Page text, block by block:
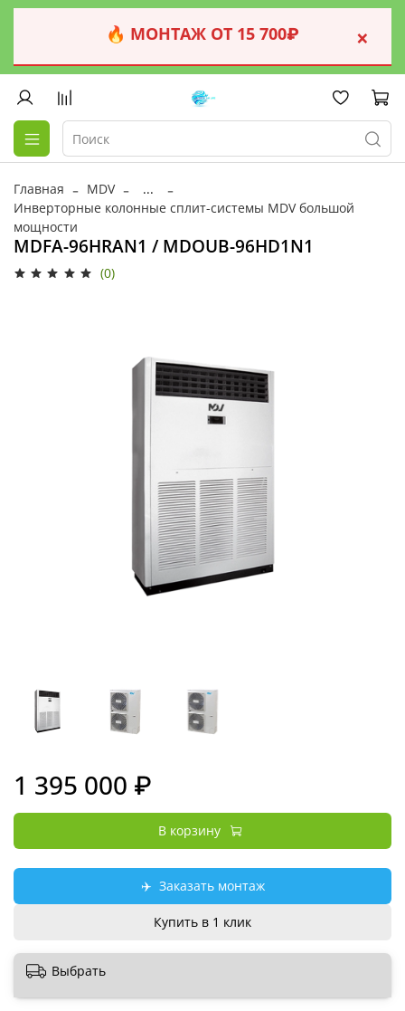
🔥 МОНТАЖ ОТ 15 700₽ ×
Главная MDV
...
Инверторные колонные сплит-системы MDV большой
мощности
MDFA-96HRAN1 / MDOUB-96HD1N1
(0)
1 395 000 ₽
В корзину
✈️ Заказать монтаж
Купить в 1 клик
Выбрать